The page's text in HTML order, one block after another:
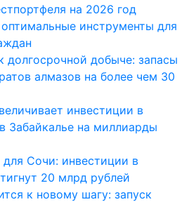
на 2026 год
инструменты для
долгосрочной добыче: запасы
алмазов на более чем 30
инвестиции в
Забайкалье на миллиарды
Сочи: инвестиции в
20 млрд рублей
к новому шагу: запуск